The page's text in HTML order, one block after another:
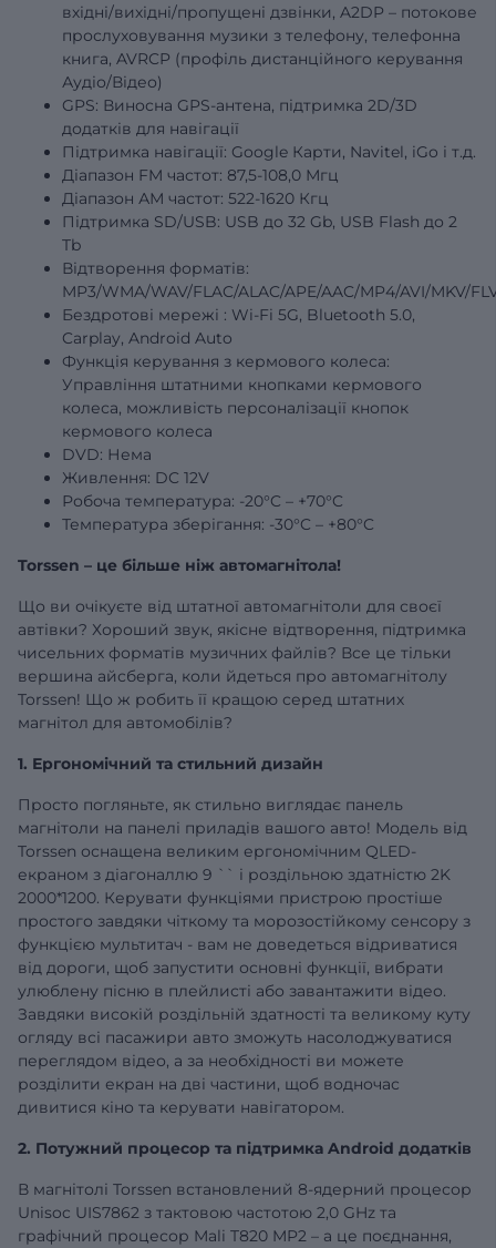
вхідні/вихідні/пропущені дзвінки, A2DP – потокове
прослуховування музики з телефону, телефонна
книга, AVRCP (профіль дистанційного керування
Аудіо/Відео)
GPS: Виносна GPS-антена, підтримка 2D/3D
додатків для навігації
Підтримка навігації: Google Карти, Navitel, iGo і т.д.
Діапазон FM частот: 87,5-108,0 Мгц
Діапазон АМ частот: 522-1620 Кгц
Підтримка SD/USB: USB до 32 Gb, USB Flash до 2
Tb
Відтворення форматів:
MP3/WMA/WAV/FLAC/ALAC/APE/AAC/MP4/AVI/MKV/
Бездротові мережі : Wi-Fi 5G, Bluetooth 5.0,
Carplay, Android Auto
Функція керування з кермового колеса:
Управління штатними кнопками кермового
колеса, можливість персоналізації кнопок
кермового колеса
DVD: Нема
Живлення: DC 12V
Робоча температура: -20°C – +70°C
Температура зберігання: -30°C – +80°C
Torssen – це більше ніж автомагнітола!
Що ви очікуєте від штатної автомагнітоли для своєї
автівки? Хороший звук, якісне відтворення, підтримка
чисельних форматів музичних файлів? Все це тільки
вершина айсберга, коли йдеться про автомагнітолу
Torssen! Що ж робить її кращою серед штатних
магнітол для автомобілів?
1. Ергономічний та стильний дизайн
Просто погляньте, як стильно виглядає панель
магнітоли на панелі приладів вашого авто! Модель від
Torssen оснащена великим ергономічним QLED-
екраном з діагоналлю 9 `` і роздільною здатністю 2K
2000*1200. Керувати функціями пристрою простіше
простого завдяки чіткому та морозостійкому сенсору з
функцією мультитач - вам не доведеться відриватися
від дороги, щоб запустити основні функції, вибрати
улюблену пісню в плейлисті або завантажити відео.
Завдяки високій роздільній здатності та великому куту
огляду всі пасажири авто зможуть насолоджуватися
переглядом відео, а за необхідності ви можете
розділити екран на дві частини, щоб водночас
дивитися кіно та керувати навігатором.
2. Потужний процесор та підтримка Android додатків
В магнітолі Torssen встановлений 8-ядерний процесор
Unisoc UIS7862 з тактовою частотою 2,0 GHz та
графічний процесор Mali T820 MP2 – а це поєднання,